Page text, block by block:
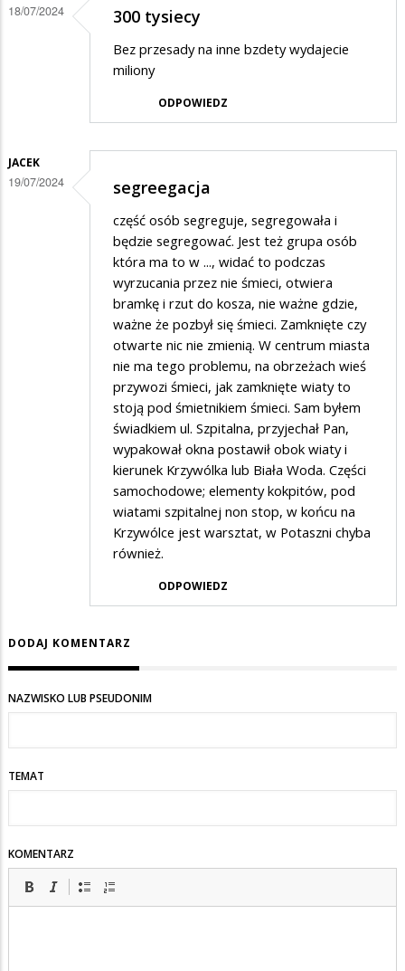
18/07/2024 300 tysiecy
Bez przesady na inne bzdety wydajecie
miliony
ODPOWIEDZ
JACEK
19/07/2024 segreegacja
część osób segreguje, segregowała i
będzie segregować. Jest też grupa osób
która ma to w ..., widać to podczas
wyrzucania przez nie śmieci, otwiera
bramkę i rzut do kosza, nie ważne gdzie,
ważne że pozbył się śmieci. Zamknięte czy
otwarte nic nie zmienią. W centrum miasta
nie ma tego problemu, na obrzeżach wieś
przywozi śmieci, jak zamknięte wiaty to
stoją pod śmietnikiem śmieci. Sam byłem
świadkiem ul. Szpitalna, przyjechał Pan,
wypakował okna postawił obok wiaty i
kierunek Krzywólka lub Biała Woda. Części
samochodowe; elementy kokpitów, pod
wiatami szpitalnej non stop, w końcu na
Krzywólce jest warsztat, w Potaszni chyba
również.
ODPOWIEDZ
DODAJ KOMENTARZ
NAZWISKO LUB PSEUDONIM
TEMAT
KOMENTARZ